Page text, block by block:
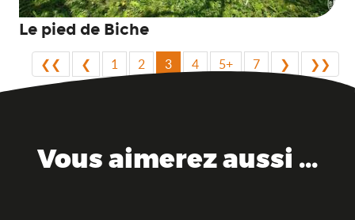
Le pied de Biche
❮❮ ❮ 1 2 3 4 5+ 7 ❯ ❯❯
Vous aimerez aussi ...